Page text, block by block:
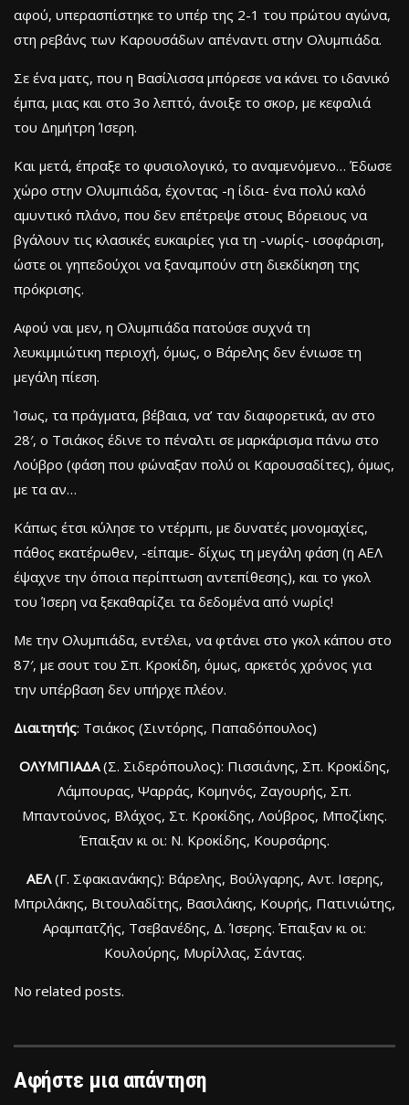
αφού, υπερασπίστηκε το υπέρ της 2-1 του πρώτου αγώνα,
στη ρεβάνς των Καρουσάδων απέναντι στην Ολυμπιάδα.
Σε ένα ματς, που η Βασίλισσα μπόρεσε να κάνει το ιδανικό
έμπα, μιας και στο 3ο λεπτό, άνοιξε το σκορ, με κεφαλιά
του Δημήτρη Ίσερη.
Και μετά, έπραξε το φυσιολογικό, το αναμενόμενο… Έδωσε
χώρο στην Ολυμπιάδα, έχοντας -η ίδια- ένα πολύ καλό
αμυντικό πλάνο, που δεν επέτρεψε στους Βόρειους να
βγάλουν τις κλασικές ευκαιρίες για τη -νωρίς- ισοφάριση,
ώστε οι γηπεδούχοι να ξαναμπούν στη διεκδίκηση της
πρόκρισης.
Αφού ναι μεν, η Ολυμπιάδα πατούσε συχνά τη
λευκιμμιώτικη περιοχή, όμως, ο Βάρελης δεν ένιωσε τη
μεγάλη πίεση.
Ίσως, τα πράγματα, βέβαια, να’ ταν διαφορετικά, αν στο
28′, ο Τσιάκος έδινε το πέναλτι σε μαρκάρισμα πάνω στο
Λούβρο (φάση που φώναξαν πολύ οι Καρουσαδίτες), όμως,
με τα αν…
Κάπως έτσι κύλησε το ντέρμπι, με δυνατές μονομαχίες,
πάθος εκατέρωθεν, -είπαμε- δίχως τη μεγάλη φάση (η ΑΕΛ
έψαχνε την όποια περίπτωση αντεπίθεσης), και το γκολ
του Ίσερη να ξεκαθαρίζει τα δεδομένα από νωρίς!
Με την Ολυμπιάδα, εντέλει, να φτάνει στο γκολ κάπου στο
87′, με σουτ του Σπ. Κροκίδη, όμως, αρκετός χρόνος για
την υπέρβαση δεν υπήρχε πλέον.
Διαιτητής: Τσιάκος (Σιντόρης, Παπαδόπουλος)
ΟΛΥΜΠΙΑΔΑ(Σ. Σιδερόπουλος): Πισσιάνης, Σπ. Κροκίδης,
Λάμπουρας, Ψαρράς, Κομηνός, Ζαγουρής, Σπ.
Μπαντούνος, Βλάχος, Στ. Κροκίδης, Λούβρος, Μποζίκης.
Έπαιξαν κι οι: Ν. Κροκίδης, Κουρσάρης.
ΑΕΛ(Γ. Σφακιανάκης): Βάρελης, Βούλγαρης, Αντ. Ισερης,
Μπριλάκης, Βιτουλαδίτης, Βασιλάκης, Κουρής, Πατινιώτης,
Αραμπατζής, Τσεβανέδης, Δ. Ίσερης. Έπαιξαν κι οι:
Κουλούρης, Μυρίλλας, Σάντας.
No related posts.
Αφήστε μια απάντηση